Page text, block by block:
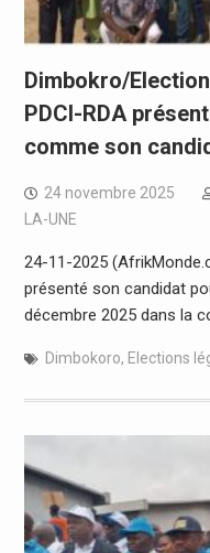
Dimbokro/
PDCI-RDA
comme son
24 novembre 2025
LA-UNE
24-11-2025
présenté son candidat
décembre 2025 dans la
Dimbokoro, Elections